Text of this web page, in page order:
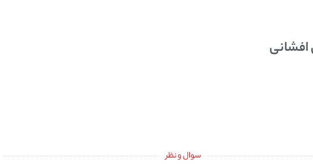
افشانی
سوال و نظر